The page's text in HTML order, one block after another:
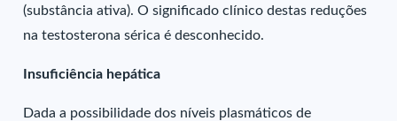
(substância ativa). O significado clínico destas reduções
na testosterona sérica é desconhecido.
Insuficiência hepática
Dada a possibilidade dos níveis plasmáticos de